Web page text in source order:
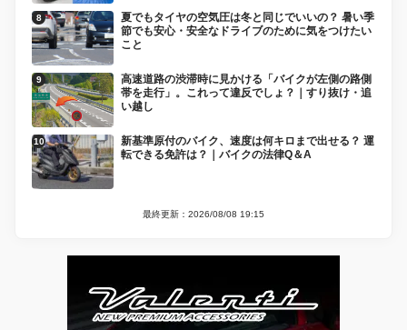
夏でもタイヤの空気圧は冬と同じでいいの？ 暑い季
節でも安心・安全なドライブのために気をつけたい
こと
高速道路の渋滞時に見かける「バイクが左側の路側
帯を走行」。これって違反でしょ？｜すり抜け・追
い越し
新基準原付のバイク、速度は何キロまで出せる？ 運
転できる免許は？｜バイクの法律Q＆A
最終更新：2026/08/08 19:15